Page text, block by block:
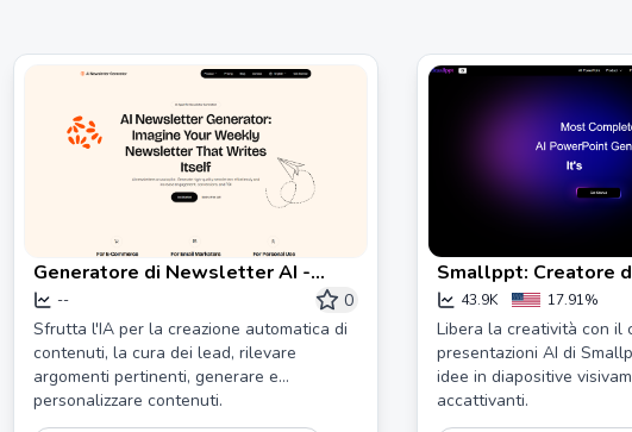
Generatore di Newsletter AI -
Crea Newsletter AI in Pilota
Automatico 🚀
--
0
Sfrutta l'IA per la creazione automatica di
contenuti, la cura dei lead, rilevare
argomenti pertinenti, generare e
personalizzare contenuti.
Smallppt: Creatore
Presentazioni AI per
Professionali
43.9K 17.91%
Libera la creatività con il
presentazioni AI di
idee in diapositive
accattivanti.